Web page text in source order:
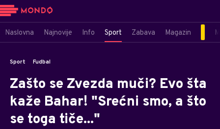
Naslovna Najnovije Info Sport Zabava Magazin
Sport Fudbal
Zašto se Zvezda muči? Evo šta
kaže Bahar! "Srećni smo, a što
se toga tiče..."